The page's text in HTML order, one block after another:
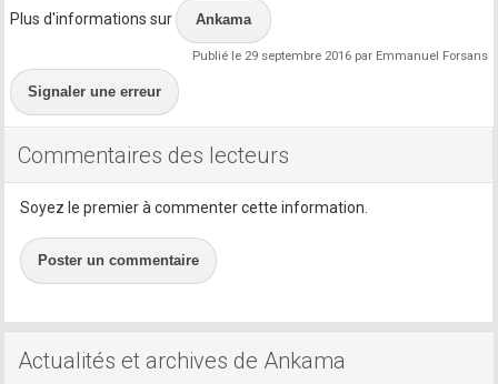
Plus d'informations sur Ankama
Publié le 29 septembre 2016 par Emmanuel Forsans
Signaler une erreur
Commentaires des lecteurs
Soyez le premier à commenter cette information.
Poster un commentaire
Actualités et archives de Ankama